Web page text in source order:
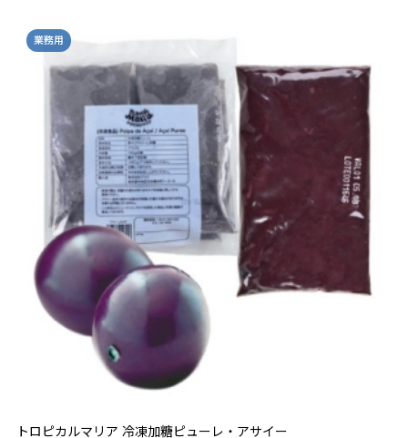
業務用
トロピカルマリア 冷凍加糖ピューレ・アサイー